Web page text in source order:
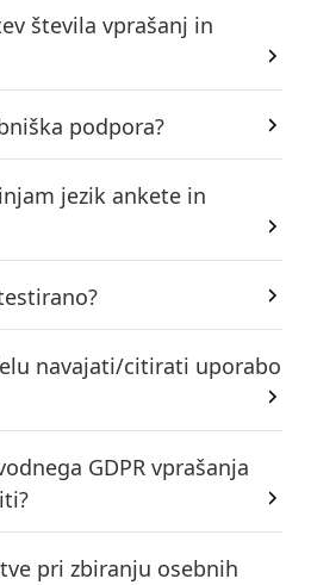
števila vprašanj in
podpora?
jezik ankete in
navajati/citirati uporabo
GDPR vprašanja
pri zbiranju osebnih